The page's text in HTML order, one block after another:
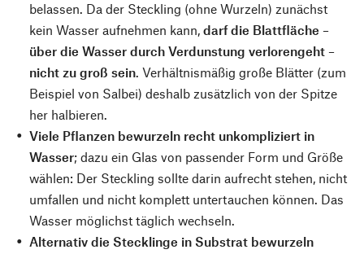
belassen. Da der Steckling (ohne Wurzeln) zunächst
kein Wasser aufnehmen kann, darf die Blattfläche –
über die Wasser durch Verdunstung verlorengeht –
nicht zu groß sein. Verhältnismäßig große Blätter (zum
Beispiel von Salbei) deshalb zusätzlich von der Spitze
her halbieren.
Viele Pflanzen bewurzeln recht unkompliziert in
Wasser; dazu ein Glas von passender Form und Größe
wählen: Der Steckling sollte darin aufrecht stehen, nicht
umfallen und nicht komplett untertauchen können. Das
Wasser möglichst täglich wechseln.
Alternativ die Stecklinge in Substrat bewurzeln